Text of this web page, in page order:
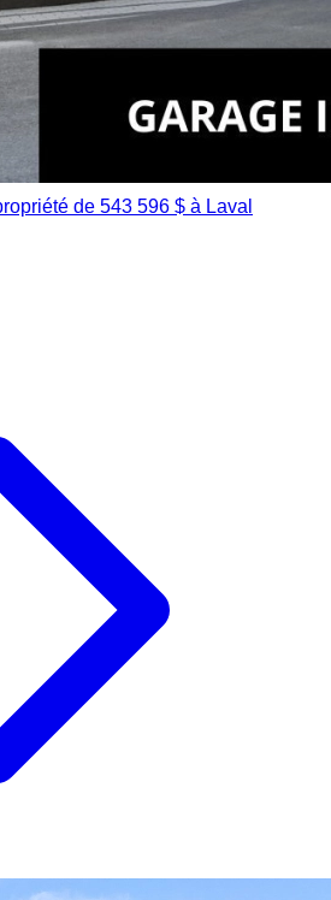
de 543 596 $ à Laval